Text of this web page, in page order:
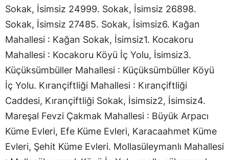
Sokak, İsimsiz 24999. Sokak, İsimsiz 26898.
Sokak, İsimsiz 27485. Sokak, İsimsiz6. Kağan
Mahallesi : Kağan Sokak, İsimsiz1. Kocakoru
Mahallesi : Kocakoru Köyü İç Yolu, İsimsiz3.
Küçüksümbüller Mahallesi : Küçüksümbüller Köyü
İç Yolu. Kırançiftliği Mahallesi : Kırançiftliği
Caddesi, Kırançiftliği Sokak, İsimsiz2, İsimsiz4.
Mareşal Fevzi Çakmak Mahallesi : Büyük Arpacı
Küme Evleri, Efe Küme Evleri, Karacaahmet Küme
Evleri, Şehit Küme Evleri. Mollasüleymanlı Mahallesi